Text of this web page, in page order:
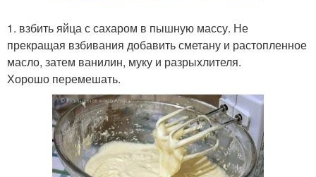
1. взбить яйца с сахаром в пышную массу. Не
прекращая взбивания добавить сметану и растопленное
масло, затем ванилин, муку и разрыхлителя.
Хорошо перемешать.